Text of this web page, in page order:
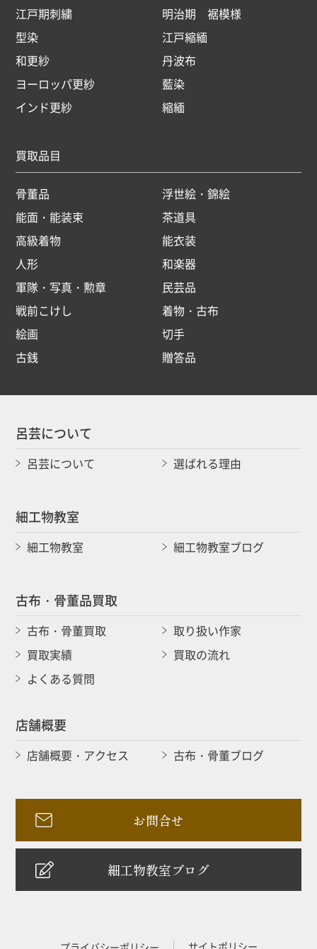
江戸期刺繍
明治期 裾模様
型染
江戸縮緬
和更紗
丹波布
ヨーロッパ更紗
藍染
インド更紗
縮緬
買取品目
骨董品
浮世絵・錦絵
能面・能装束
茶道具
高級着物
能衣装
人形
和楽器
軍隊・写真・勲章
民芸品
戦前こけし
着物・古布
絵画
切手
古銭
贈答品
呂芸について
呂芸について 選ばれる理由
細工物教室
細工物教室 細工物教室ブログ
古布・骨董品買取
古布・骨董買取
取り扱い作家
買取実績
買取の流れ
よくある質問
店舗概要
店舗概要・アクセス 古布・骨董ブログ
お問合せ
細工物教室ブログ